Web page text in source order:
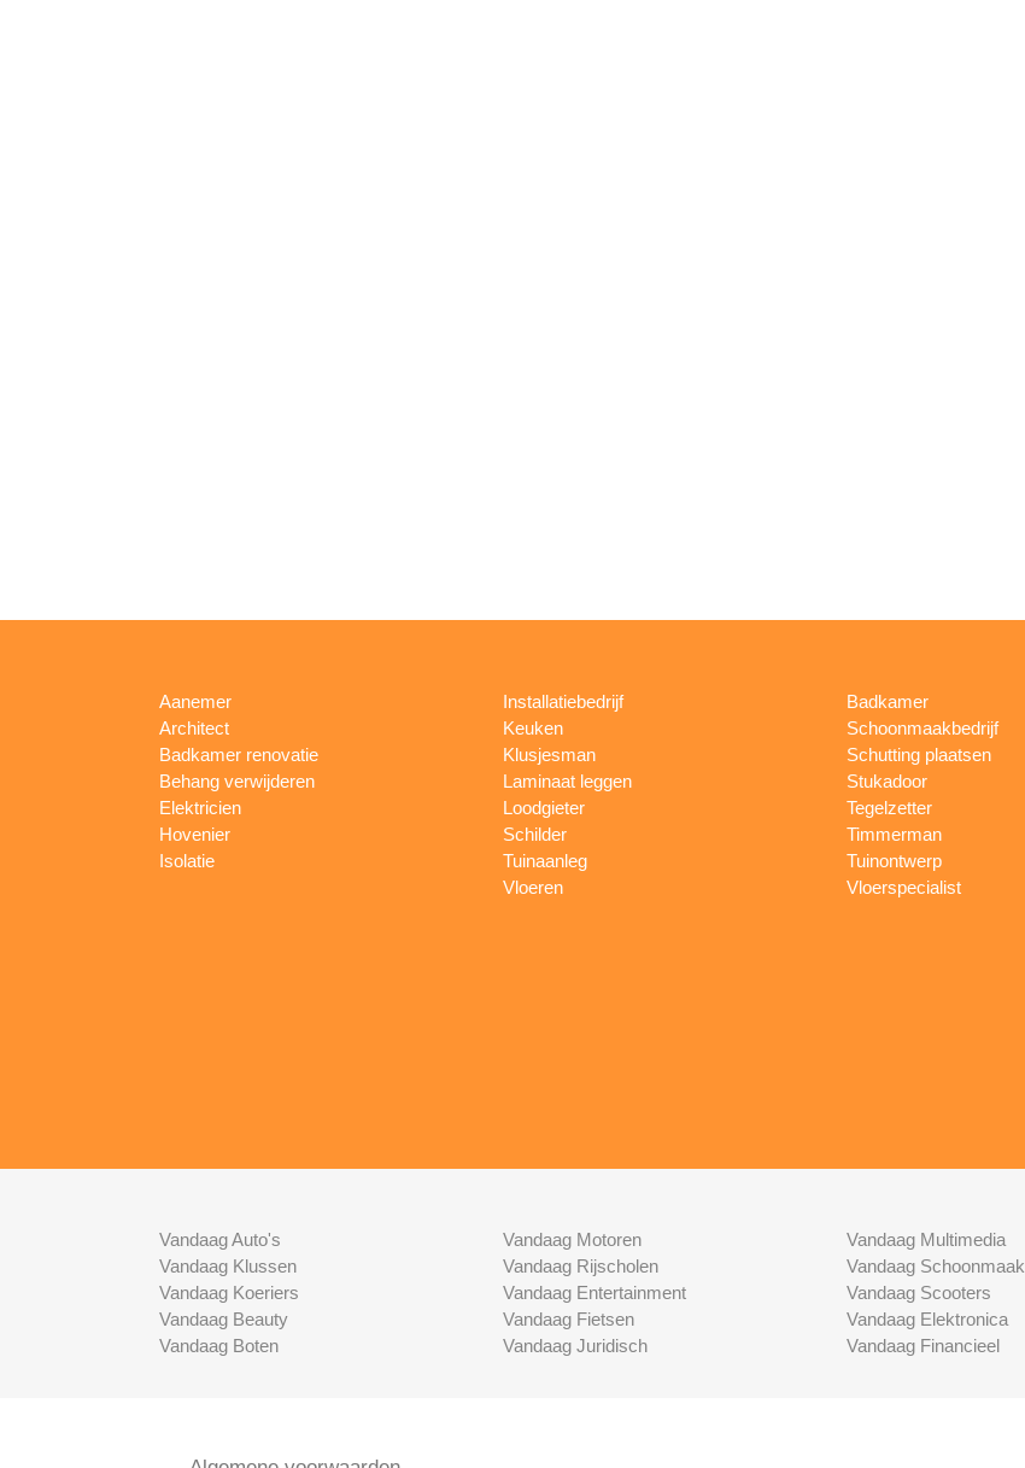
Aanemer
Architect
Badkamer renovatie
Behang verwijderen
Elektricien
Hovenier
Isolatie
Installatiebedrijf
Keuken
Klusjesman
Laminaat leggen
Loodgieter
Schilder
Tuinaanleg
Vloeren
Badkamer
Schoonmaakbedrijf
Schutting plaatsen
Stukadoor
Tegelzetter
Timmerman
Tuinontwerp
Vloerspecialist
Vandaag Auto's
Vandaag Klussen
Vandaag Koeriers
Vandaag Beauty
Vandaag Boten
Vandaag Motoren
Vandaag Rijscholen
Vandaag Entertainment
Vandaag Fietsen
Vandaag Juridisch
Vandaag Multimedia
Vandaag Schoonmaak
Vandaag Scooters
Vandaag Elektronica
Vandaag Financieel